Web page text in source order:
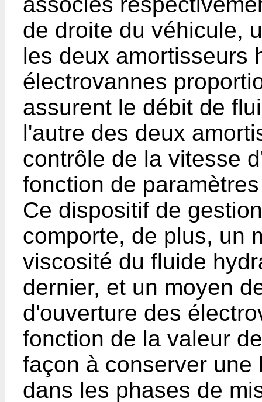
de droite du véhicule,
les deux amortisseurs
électrovannes
assurent le débit de
l'autre des deux
contrôle de la vitesse
fonction de
Ce dispositif de
comporte, de plus, un
viscosité du fluide
dernier, et un moyen
d'ouverture des
fonction de la valeur
façon à conserver
dans les phases de